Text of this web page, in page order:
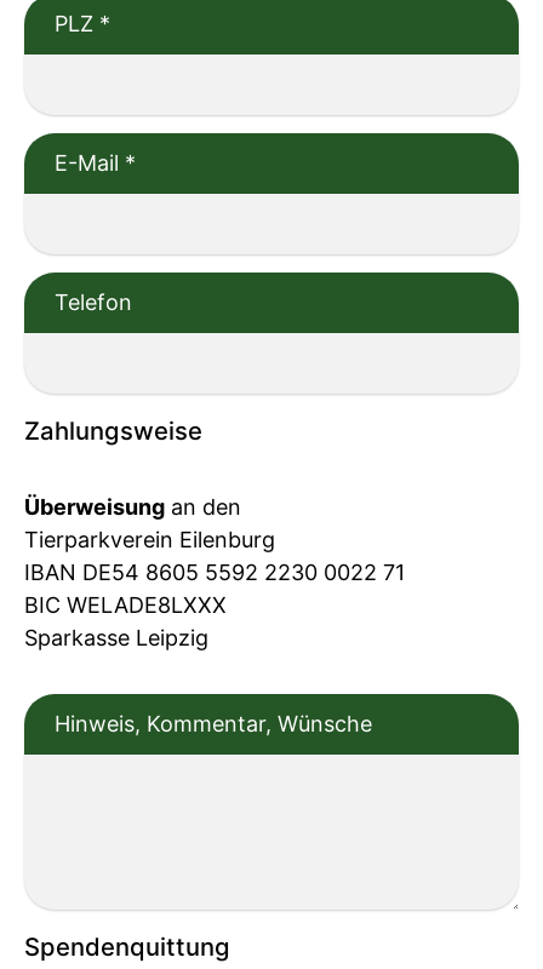
PLZ *
E-Mail *
Telefon
Zahlungsweise
Überweisung an den
Tierparkverein Eilenburg
IBAN DE54 8605 5592 2230 0022 71
BIC WELADE8LXXX
Sparkasse Leipzig
Hinweis, Kommentar, Wünsche
Spendenquittung